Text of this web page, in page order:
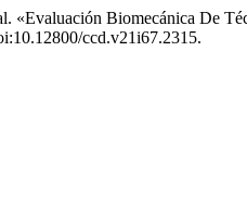
«Evaluación Biomecánica De
ccd.v21i67.2315.